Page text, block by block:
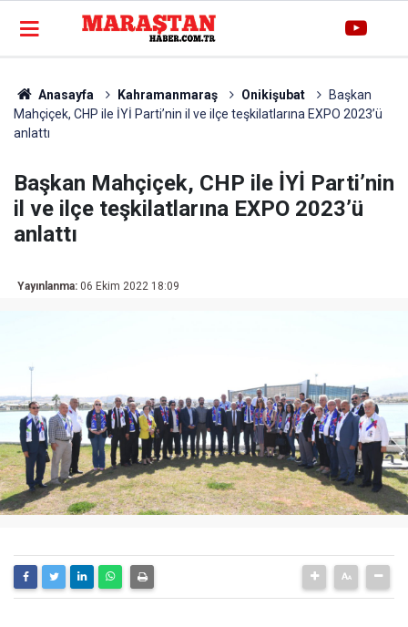
Anasayfa Kahramanmaraş Onikişubat
Başkan
Mahçiçek, CHP ile İYİ Parti’nin il ve ilçe teşkilatlarına EXPO 2023’ü
anlattı
Başkan Mahçiçek, CHP ile İYİ Parti’nin
il ve ilçe teşkilatlarına EXPO 2023’ü
anlattı
Yayınlanma: 06 Ekim 2022 18:09